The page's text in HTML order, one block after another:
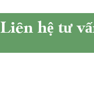
Liên hệ tư